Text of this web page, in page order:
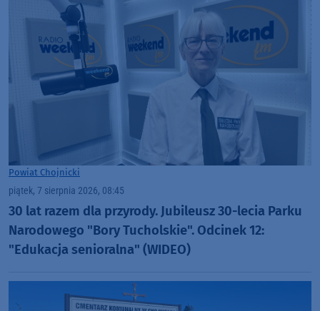
Powiat Chojnicki
piątek, 7 sierpnia 2026, 08:45
30 lat razem dla przyrody. Jubileusz 30-lecia Parku
Narodowego "Bory Tucholskie". Odcinek 12:
"Edukacja senioralna" (WIDEO)